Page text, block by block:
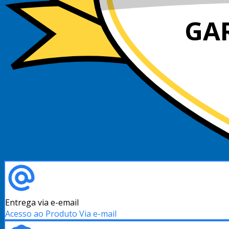
Entrega via e-email
Acesso ao Produto Via e-mail